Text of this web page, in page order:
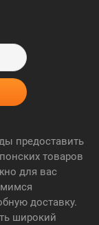
предоставить
товаров
для вас
доставку.
широкий